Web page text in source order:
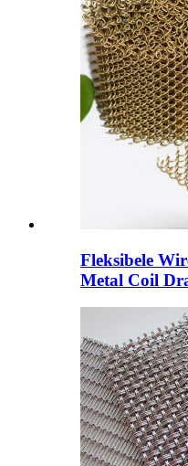
Fleksibele
Metal Coil